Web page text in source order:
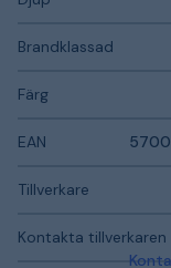
Brandklassad
Färg
EAN
Tillverkare
Kontakta tillverkaren